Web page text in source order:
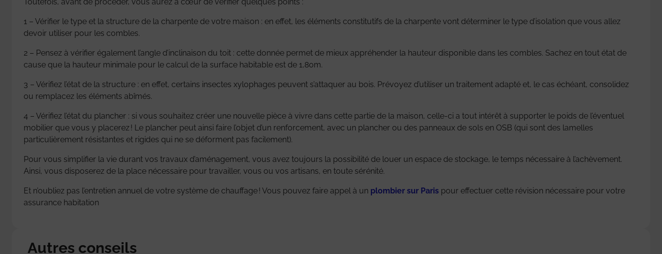
1 – Vérifier le type et la structure de la charpente de votre maison : en effet, les éléments constitutifs de la charpente vont déterminer le type d’isolation que vous allez
devoir utiliser pour les combles.
2 – Pensez à vérifier également l’angle d’inclinaison du toit : cette donnée permet de mieux appréhender la hauteur disponible dans les combles. Sachez en tout état de
cause que la hauteur minimale pour le calcul de la surface habitable est de 1,80m.
3 – Vérifiez l’état de la structure : en effet, certains insectes xylophages peuvent s’attaquer au bois. Prévoyez d’utiliser un traitement adapté et, le cas échéant, consolidez
ou remplacez les éléments abîmés.
4 – Vérifiez l’état du plancher : si vous souhaitez créer une nouvelle pièce à vivre dans cette partie de la maison, celle-ci a tout intérêt à supporter le poids de l’éventuel
mobilier que vous y placerez ! Le plancher peut ainsi faire l’objet d’un renforcement, avec un plancher ou des panneaux de sols en OSB (qui sont des lamelles
particulièrement résistantes et rigides qui ne se déforment pas facilement).
Pour vous simplifier la vie durant vos travaux d’aménagement, vous avez toujours la possibilité de louer un espace de stockage, le temps nécessaire à l’achèvement.
Ainsi, vous disposerez de la place nécessaire pour travailler, vous ou vos artisans, en toute sérénité.
Et n’oubliez pas l’entretien annuel de votre système de chauffage ! Vous pouvez faire appel à un plombier sur Paris pour effectuer cette révision nécessaire pour votre
assurance habitation
Autres conseils